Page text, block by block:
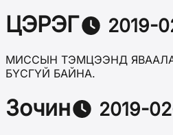
ЦЭРЭГ 2019-
МИССЫН ТЭМЦЭЭНД
БҮСГҮЙ БАЙНА.
Зочин 2019-